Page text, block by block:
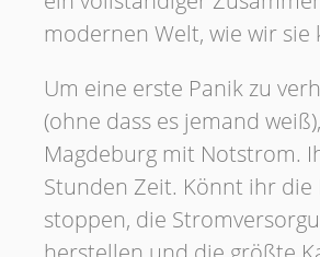
modernen Welt, wie wir sie
Um eine erste Panik zu
(ohne dass es jemand
Magdeburg mit Notstrom.
Stunden Zeit. Könnt ihr die
stoppen, die